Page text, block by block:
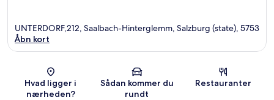
Kort
UNTERDORF,212, Saalbach-Hinterglemm, Salzburg (state), 5753
Åbn kort
Hvad ligger i
nærheden?
Sådan kommer du
rundt
Restauranter